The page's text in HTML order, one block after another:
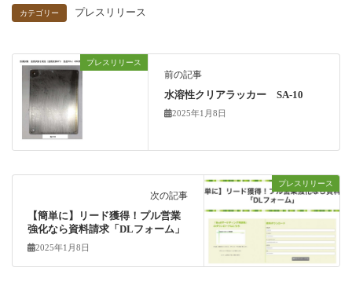
カテゴリー プレスリリース
プレスリリース
前の記事
水溶性クリアラッカー SA-10
2025年1月8日
プレスリリース
次の記事
【簡単に】リード獲得！プル営業
強化なら資料請求「DLフォーム」
2025年1月8日